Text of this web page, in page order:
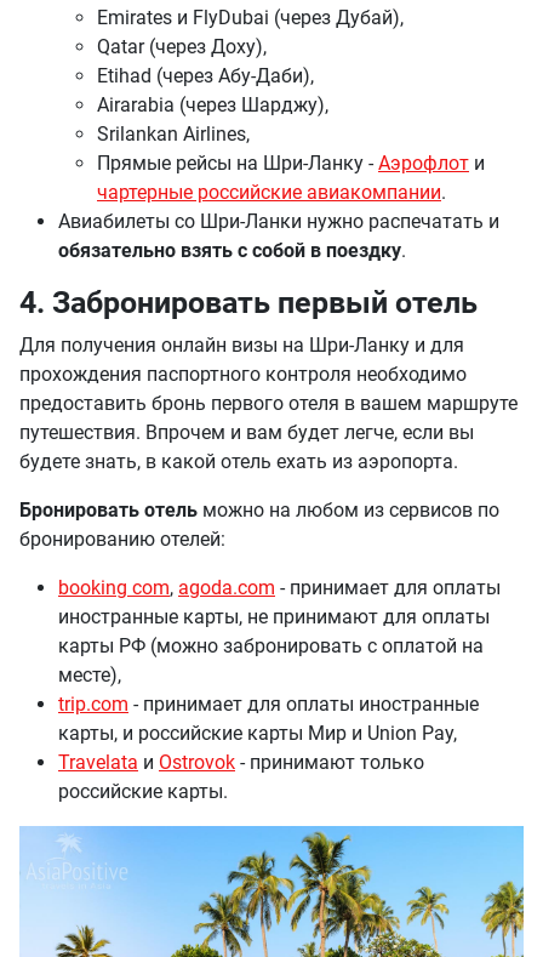
Emirates и FlyDubai (через Дубай),
Qatar (через Доху),
Etihad (через Абу-Даби),
Airarabia (через Шарджу),
Srilankan Airlines,
Прямые рейсы на Шри-Ланку -Аэрофлот и
чартерные российские авиакомпании.
Авиабилеты со Шри-Ланки нужно распечатать и
обязательно взять с собой в поездку.
4. Забронировать первый отель
Для получения онлайн визы на Шри-Ланку и для
прохождения паспортного контроля необходимо
предоставить бронь первого отеля в вашем маршруте
путешествия. Впрочем и вам будет легче, если вы
будете знать, в какой отель ехать из аэропорта.
Бронировать отель можно на любом из сервисов по
бронированию отелей:
booking com, agoda.com - принимает для оплаты
иностранные карты, не принимают для оплаты
карты РФ (можно забронировать с оплатой на
месте),
trip.com - принимает для оплаты иностранные
карты, и российские карты Мир и Union Pay,
Travelata и Ostrovok - принимают только
российские карты.